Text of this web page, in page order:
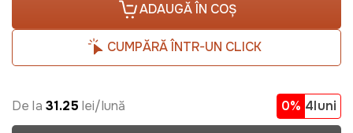
ADAUGĂ ÎN COȘ
CUMPĂRĂ ÎNTR-UN CLICK
De la 31.25 lei/lună 0% 4luni